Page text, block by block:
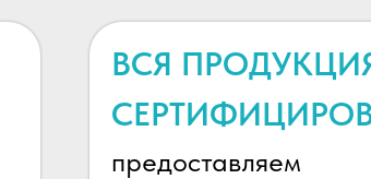
ВСЯ
предоставляем